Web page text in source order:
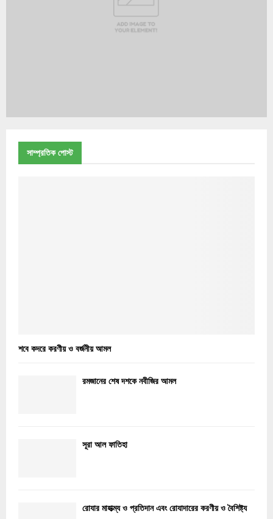
সাম্প্রতিক পোস্ট
শবে কদরে করণীয় ও বর্জনীয় আমল
রমজানের শেষ দশকে নবীজির আমল
সূরা আল ফাতিহা
রোযার মাহাত্ম্য ও প্রতিদান এবং রোযাদারের করণীয় ও বৈশিষ্ট্য